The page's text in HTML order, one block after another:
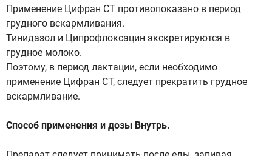
Применение Цифран СТ противопоказано в период
грудного вскармливания.
Тинидазол и Ципрофлоксацин экскретируются в
грудное молоко.
Поэтому, в период лактации, если необходимо
применение Цифран СТ, следует прекратить грудное
вскармливание.
Способ применения и дозы Внутрь.